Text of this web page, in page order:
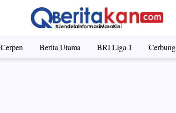
Cerpen Berita Utama BRI Liga 1 Cerbung